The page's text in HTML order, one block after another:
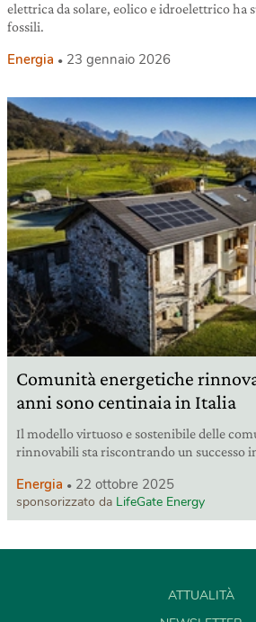
elettrica da solare, eolico e idroelettrico ha
fossili.
Energia 23 gennaio 2026
Comunità energetiche
anni sono centinaia in Italia
Il modello virtuoso e sostenibile delle
rinnovabili sta riscontrando un successo
Energia 22 ottobre 2025
sponsorizzato da LifeGate Energy
ATTUALITÀ